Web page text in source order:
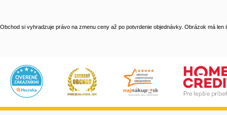
Obchod si vyhradzuje právo na zmenu ceny až po potvrdenie objednávky. Obrázok má len